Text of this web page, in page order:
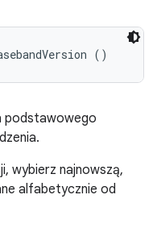
()
podstawowego
wybierz najnowszą,
alfabetycznie od